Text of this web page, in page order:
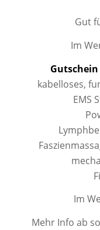
Gut
Im
kabelloses,
EMS
Im
Mehr Info ab